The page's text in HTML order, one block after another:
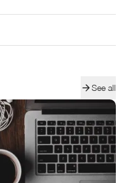
See all